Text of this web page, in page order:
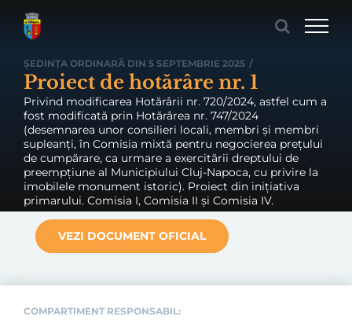
ȘEDINȚA ORDINARĂ DIN 5 SEPTEMBRIE 2025 /
Proiect de hotărâre nr. 1
Privind modificarea Hotărârii nr. 720/2024, astfel cum a
fost modificată prin Hotărârea nr. 747/2024
(desemnarea unor consilieri locali, membri și membri
supleanți, în Comisia mixtă pentru negocierea prețului
de cumpărare, ca urmare a exercitării dreptului de
preempțiune al Municipiului Cluj-Napoca, cu privire la
imobilele monument istoric). Proiect din inițiativa
primarului. Comisia I, Comisia II și Comisia IV.
VEZI DOCUMENT OFICIAL
COMPARTIMENT RESPONSABIL: